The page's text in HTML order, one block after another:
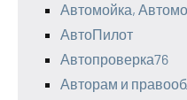
Автомойка,
АвтоПилот
Автопроверка76
Авторам и